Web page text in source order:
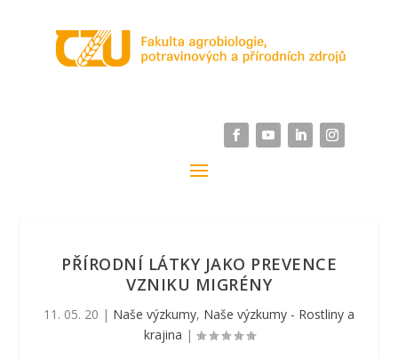
PŘÍRODNÍ LÁTKY JAKO PREVENCE
VZNIKU MIGRÉNY
11. 05. 20 | Naše výzkumy, Naše výzkumy - Rostliny a
krajina |